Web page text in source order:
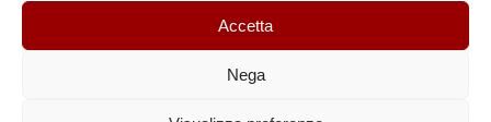
Accetta
Nega
Catalogo Online
Catalogo Internazionale